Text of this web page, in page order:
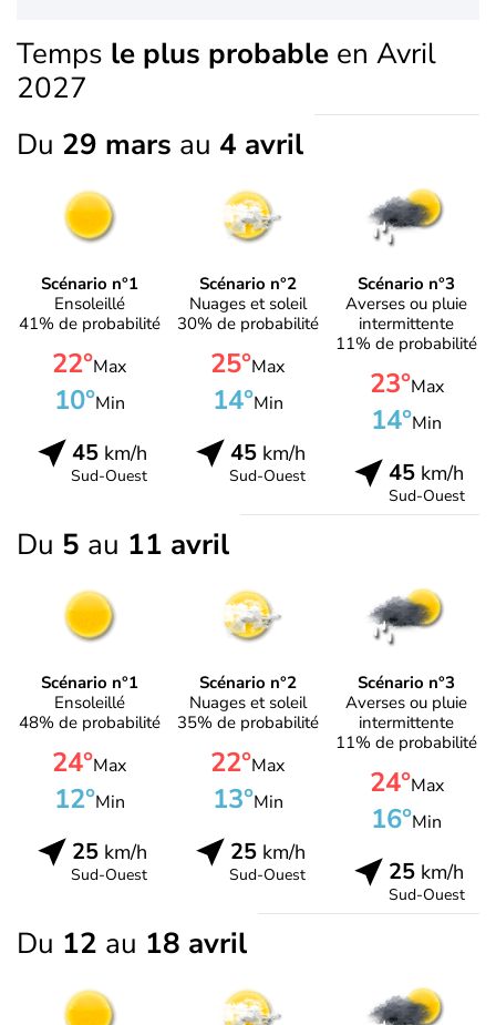
Temps le plus probable en Avril
2027
Du 29 mars au 4 avril
Scénario n°1
Ensoleillé
41% de probabilité
22°Max
10°Min
45km/h
Sud-Ouest
Scénario n°2
Nuages et soleil
30% de probabilité
25°Max
14°Min
45km/h
Sud-Ouest
Scénario n°3
Averses ou pluie
intermittente
11% de probabilité
23°Max
14°Min
45 km/h
Sud-Ouest
Du 5 au 11 avril
Scénario n°1
Ensoleillé
48% de probabilité
24°Max
12°Min
25km/h
Sud-Ouest
Scénario n°2
Nuages et soleil
35% de probabilité
22°Max
13°Min
25km/h
Sud-Ouest
Scénario n°3
Averses ou pluie
intermittente
11% de probabilité
24°Max
16°Min
25 km/h
Sud-Ouest
Du 12 au 18 avril